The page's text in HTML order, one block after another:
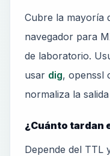
Cubre la mayoría
navegador para
de laboratorio.
usar dig, openssl
normaliza la
¿Cuánto tardan
Depende del TTL